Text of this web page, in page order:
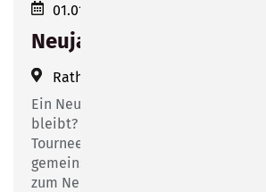
01.01.2024 17:00
Neujahrskonzert
Rathaussaal Sonneberg
Ein Neujahrskonzert, das garantiert
bleibt? Das verspricht das aktuelle
Tourneeprogramm von Christoph
gemeinsam mit den Schlesischen
zum Neujahrskonzert am 1. Januar